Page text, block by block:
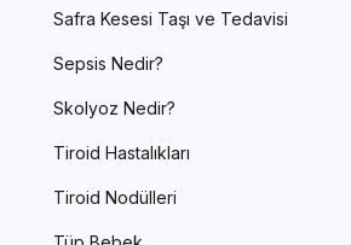
Safra Kesesi Taşı ve Tedavisi
Sepsis Nedir?
Skolyoz Nedir?
Tiroid Hastalıkları
Tiroid Nodülleri